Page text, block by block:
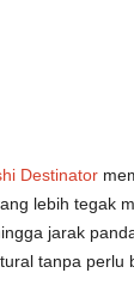
Destinator
lebih tegak
jarak
tanpa perlu